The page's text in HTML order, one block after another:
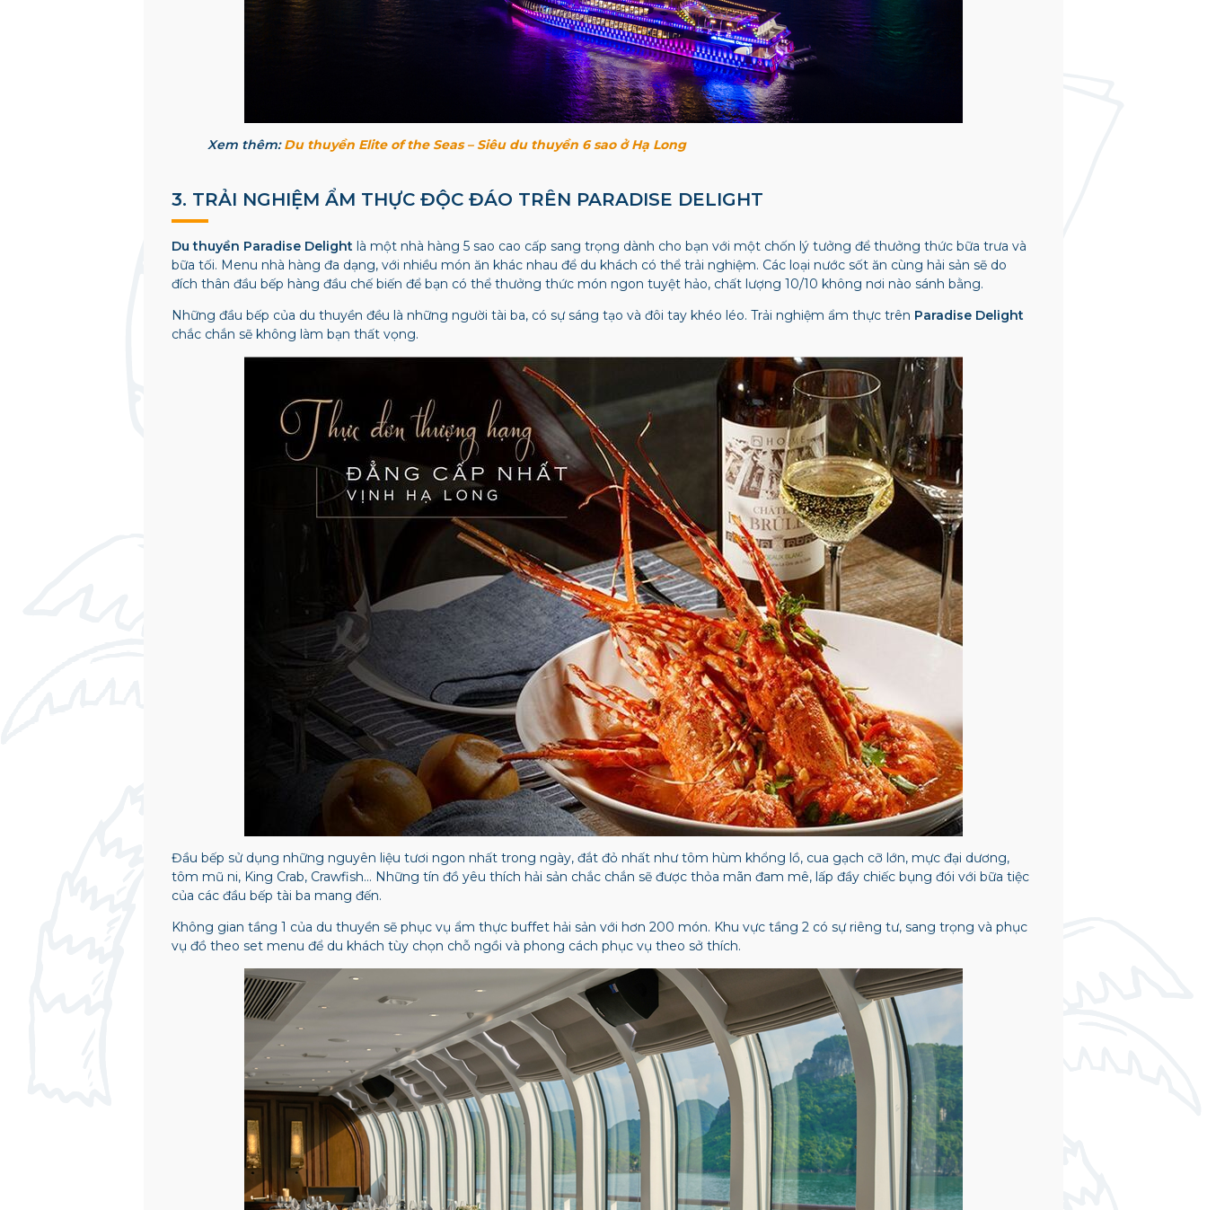
Xem thêm:Du thuyền Elite of the Seas – Siêu du thuyền 6 sao ở Hạ Long
3. TRẢI NGHIỆM ẨM THỰC ĐỘC ĐÁO TRÊN PARADISE DELIGHT
Du thuyền Paradise Delightlà một nhà hàng 5 sao cao cấp sang trọng dành cho bạn với một chốn lý tưởng để thưởng thức bữa trưa và
bữa tối. Menu nhà hàng đa dạng, với nhiều món ăn khác nhau để du khách có thể trải nghiệm. Các loại nước sốt ăn cùng hải sản sẽ do
đích thân đầu bếp hàng đầu chế biến để bạn có thể thưởng thức món ngon tuyệt hảo, chất lượng 10/10 không nơi nào sánh bằng.
Những đầu bếp của du thuyền đều là những người tài ba, có sự sáng tạo và đôi tay khéo léo. Trải nghiệm ẩm thực trên Paradise Delight
chắc chắn sẽ không làm bạn thất vọng.
Đầu bếp sử dụng những nguyên liệu tươi ngon nhất trong ngày, đắt đỏ nhất như tôm hùm khổng lồ, cua gạch cỡ lớn, mực đại dương,
tôm mũ ni, King Crab, Crawfish… Những tín đồ yêu thích hải sản chắc chắn sẽ được thỏa mãn đam mê, lấp đầy chiếc bụng đói với bữa tiệc
của các đầu bếp tài ba mang đến.
Không gian tầng 1 của du thuyền sẽ phục vụ ẩm thực buffet hải sản với hơn 200 món. Khu vực tầng 2 có sự riêng tư, sang trọng và phục
vụ đồ theo set menu để du khách tùy chọn chỗ ngồi và phong cách phục vụ theo sở thích.